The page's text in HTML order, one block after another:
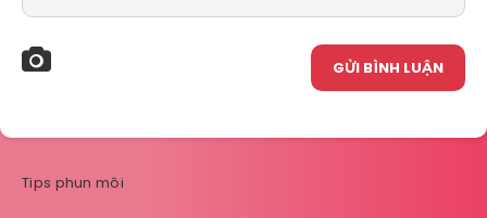
GỬI BÌNH LUẬN
Tips phun môi